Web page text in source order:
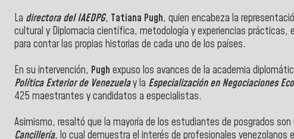
La directora del IAEDPG, Tatiana Pugh, quien encabeza la
cultural y Diplomacia científica, metodología y experiencias prácticas,
para contar las propias historias de cada uno de los países.
En su intervención, Pugh expuso los avances de la academia
Política Exterior de Venezuelay la Especialización en Negociaciones
425 maestrantes y candidatos a especialistas.
Asimismo, resaltó que la mayoría de los estudiantes de posgrados
Cancillería, lo cual demuestra el interés de profesionales venezolanos